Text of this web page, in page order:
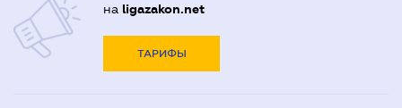
на ligazakon.net
ТАРИФЫ